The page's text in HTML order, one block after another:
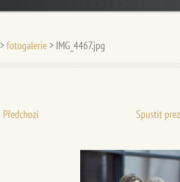
>fotogalerie > IMG_4467.jpg
Předchozí Spustit